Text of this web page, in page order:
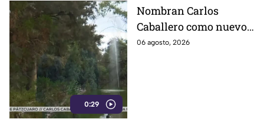
0:29
Nombran Carlos
Caballero como nuevo
presidente del
06 agosto, 2026